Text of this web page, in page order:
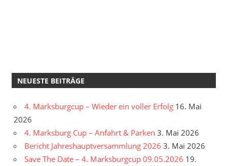
NEUESTE BEITRÄGE
4. Marksburgcup – Wieder ein voller Erfolg 16. Mai
2026
4. Marksburg Cup – Anfahrt & Parken 3. Mai 2026
Bericht Jahreshauptversammlung 2026 3. Mai 2026
Save The Date – 4. Marksburgcup 09.05.2026 19.